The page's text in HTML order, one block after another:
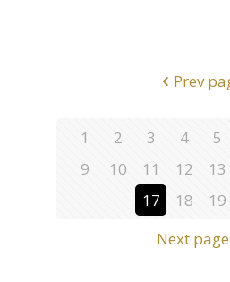
Prev
1 2 3 4 5
9
10 11 12 13
17
18 19
Next page